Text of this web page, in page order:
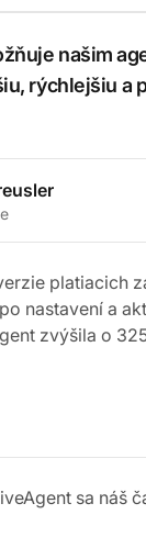
našim
rýchlejšiu a
platiacich
nastavení a
zvýšila o
sa náš